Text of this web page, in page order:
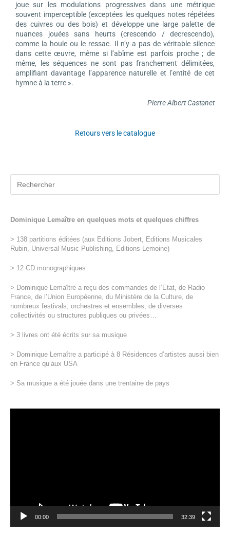
joue sur les modulations progressives dans une métrique
souvent imperceptible (exceptées les quelques notes répétées
des cuivres ou des bois) et développe une large palette de
nuances jouées sans heurts (crescendo / decrescendo),
comme la houle ou le ressac. Il n’y a pas de véritable silence
dans cette œuvre, même si l’abîme est parfois proche ; de
même, les séquences ne sont pas franchement délimitées,
amplifiant davantage l’apparence naturelle et l’entité de cet
hymne à la terre ».
Pierre Albert Castanet
Retours vers le catalogue
Dominique Lemaître en quelques mots et quelques chiffres
> 138 partitions éditées (aux Editions Jobert, Editions Musicales
Rubin, Universal Music Publishing, Editions Lemoine)
> 12 CD monographiques
> Dominique Lemaître a reçu des commandes de l’Etat, de Radio
France, de l’Union Européenne, du Ministère de la Culture, de
nombreux festivals, orchestres et ensembles, de diverses
collectivités ou structures publiques ou privées…
> 3 livres ont été écrits sur sa musique
> Dominique Lemaître a participé à 8 Résidences d’artistes aussi bien
en France qu’aux USA
> Sa musique a été jouée dans une trentaine de pays
00:00 32:39